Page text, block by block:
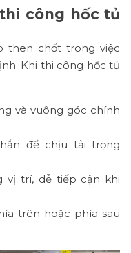
công hốc tủ
then chốt trong việc
Khi thi công hốc tủ
và vuông góc chính
để chịu tải trọng
vị trí, dễ tiếp cận khi
trên hoặc phía sau